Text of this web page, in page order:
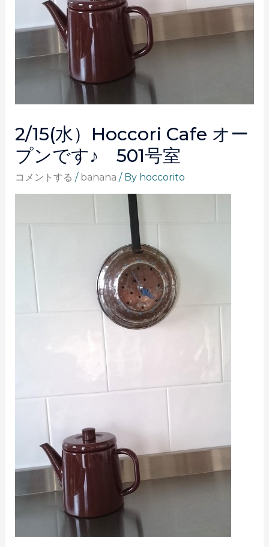
2/15(水）hoccori Cafe オー
プンです♪ 501号室
コメントする / banana / By hoccorito